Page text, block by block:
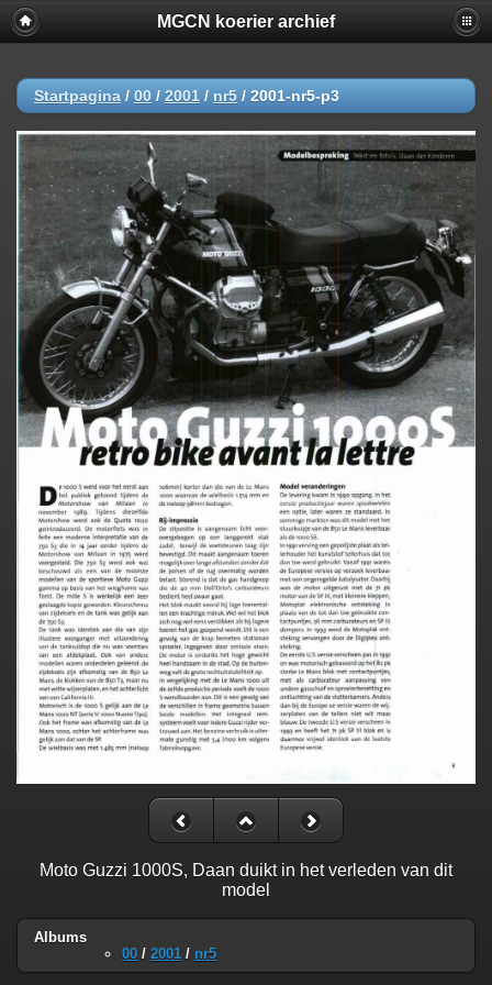
MGCN koerier archief
Startpagina / 00 / 2001 / nr5 / 2001-nr5-p3
Moto Guzzi 1000S, Daan duikt in het verleden van dit
model
Albums
00 / 2001 / nr5